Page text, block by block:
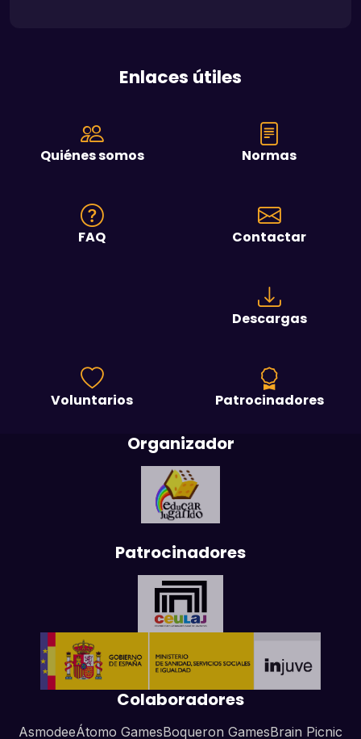
Enlaces útiles
Quiénes somos Normas
FAQ Contactar
Descargas
Voluntarios Patrocinadores
Organizador
Patrocinadores
Colaboradores
AsmodeeÁtomo GamesBoqueron GamesBrain Picnic